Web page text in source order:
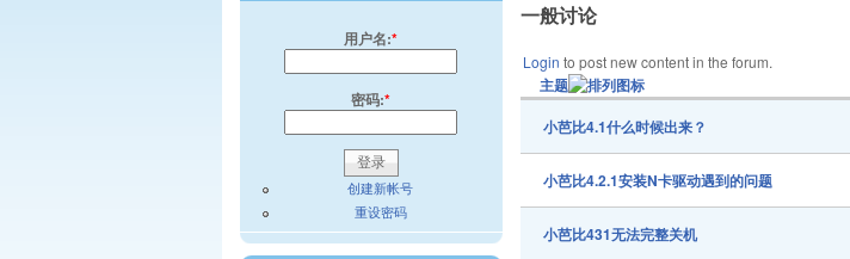
一般讨论
Login to post new content in the forum.
主题
小芭比4.1什么时候出来？
小芭比4.2.1安装N卡驱动遇到的问题
小芭比431无法完整关机
用户名:*
密码:*
创建新帐号
重设密码